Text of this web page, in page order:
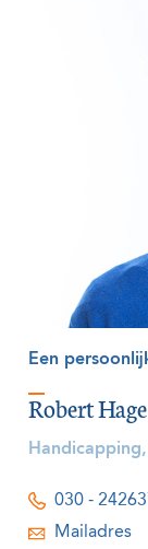
Een
Robert Hage
030 -
Mailadres